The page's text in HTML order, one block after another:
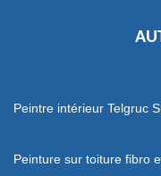
Peintre intérieur Telgruc
Peinture sur toiture fibro